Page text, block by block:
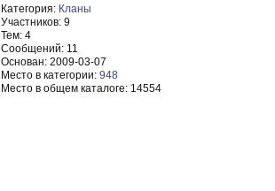
Категория: Кланы
Участников: 9
Тем: 4
Сообщений: 11
Основан: 2009-03-07
Место в категории: 948
Место в общем каталоге: 14554